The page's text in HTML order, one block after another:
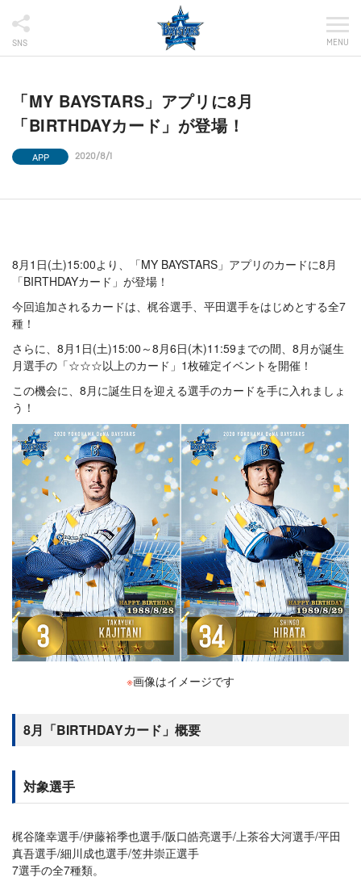
SNS MENU
「MY BAYSTARS」アプリに8月
「BIRTHDAYカード」が登場！
APP 2020/8/1
8月1日(土)15:00より、「MY BAYSTARS」アプリのカードに8月
「BIRTHDAYカード」が登場！
今回追加されるカードは、梶谷選手、平田選手をはじめとする全7
種！
さらに、8月1日(土)15:00～8月6日(木)11:59までの間、8月が誕生
月選手の「☆☆☆以上のカード」1枚確定イベントを開催！
この機会に、8月に誕生日を迎える選手のカードを手に入れましょ
う！
※画像はイメージです
8月「BIRTHDAYカード」概要
対象選手
梶谷隆幸選手/伊藤裕季也選手/阪口皓亮選手/上茶谷大河選手/平田
真吾選手/細川成也選手/笠井崇正選手
7選手の全7種類。